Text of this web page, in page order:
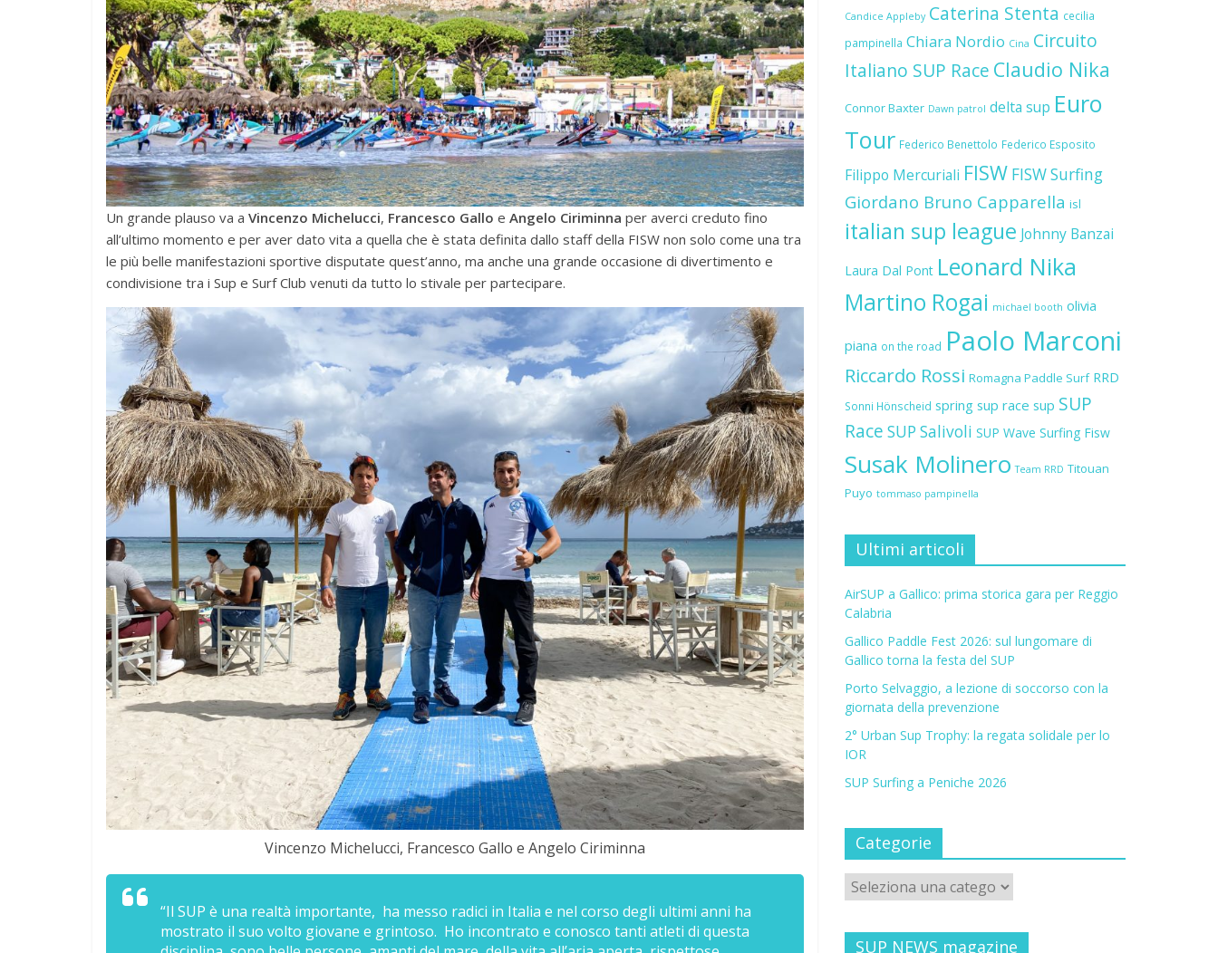
Un grande plauso va a Vincenzo Michelucci, Francesco Gallo e Angelo Ciriminna per averci creduto fino
all’ultimo momento e per aver dato vita a quella che è stata definita dallo staff della FISW non solo come una tra
le più belle manifestazioni sportive disputate quest’anno, ma anche una grande occasione di divertimento e
condivisione tra i Sup e Surf Club venuti da tutto lo stivale per partecipare.
Vincenzo Michelucci, Francesco Gallo e Angelo Ciriminna
“Il SUP è una realtà importante, ha messo radici in Italia e nel corso degli ultimi anni ha
mostrato il suo volto giovane e grintoso. Ho incontrato e conosco tanti atleti di questa
Candice Appleby Caterina Stenta cecilia
pampinella Chiara Nordio Cina Circuito
Italiano SUP Race Claudio Nika
Connor Baxter Dawn patrol delta sup Euro
Tour Federico Benettolo Federico Esposito
Filippo Mercuriali FISW FISW Surfing
Giordano Bruno Capparella isl
italian sup league Johnny Banzai
Laura Dal Pont Leonard Nika
Martino Rogai michael booth olivia
piana on the road Paolo Marconi
Riccardo Rossi Romagna Paddle Surf RRD
Sonni Hönscheid spring sup race sup SUP
Race SUP Salivoli SUP Wave Surfing Fisw
Susak Molinero Team RRD Titouan
Puyo tommaso pampinella
Ultimi articoli
AirSUP a Gallico: prima storica gara per Reggio
Calabria
Gallico Paddle Fest 2026: sul lungomare di
Gallico torna la festa del SUP
Porto Selvaggio, a lezione di soccorso con la
giornata della prevenzione
2° Urban Sup Trophy: la regata solidale per lo
IOR
SUP Surfing a Peniche 2026
Categorie
SUP NEWS magazine